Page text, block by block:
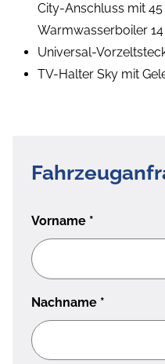
City-Anschluss mit
Warmwasserboiler 14
Universal-
TV-Halter Sky mit
Vorname *
Nachname *